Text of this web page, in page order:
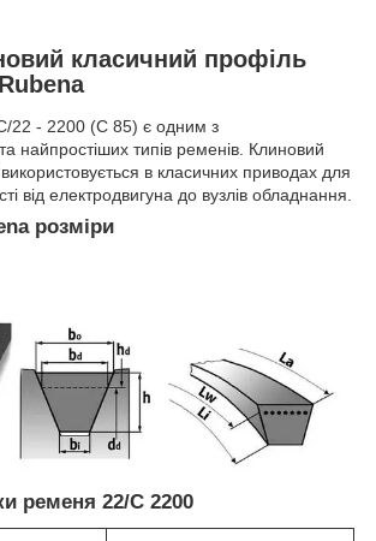
класичний профіль
22 - 2200 (C 85) є одним з
найпростіших типів ременів. Клиновий
в класичних приводах для
від електродвигуна до вузлів обладнання.
розміри
ременя 22/C 2200